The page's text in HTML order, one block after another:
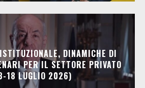
DINAMICHE DI
PER IL SETTORE PRIVATO
18 LUGLIO 2026)